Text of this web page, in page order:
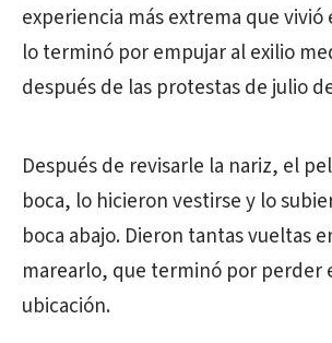
experiencia más extrema que vivió
lo terminó por empujar al exilio
después de las protestas de julio
Después de revisarle la nariz, el
boca, lo hicieron vestirse y lo
boca abajo. Dieron tantas vueltas
marearlo, que terminó por perder
ubicación.